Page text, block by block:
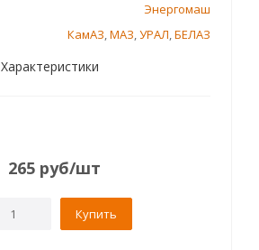
Энергомаш
КамАЗ,МАЗ,УРАЛ,БЕЛАЗ
Характеристики
265 руб/шт
Купить